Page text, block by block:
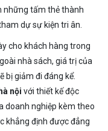
những tấm thẻ thành
dự sự kiện tri ân.
cho khách hàng trong
nhà sách, giá trị của
bị giảm đi đáng kể.
nội với thiết kế độc
doanh nghiệp kèm theo
khẳng định được đẳng